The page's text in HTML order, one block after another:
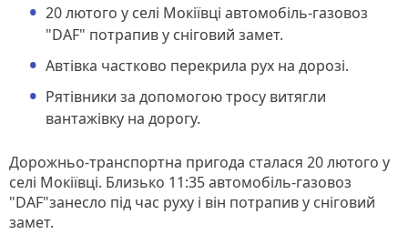
20 лютого у селі Мокіївці автомобіль-газовоз
"DAF" потрапив у сніговий замет.
Автівка частково перекрила рух на дорозі.
Рятівники за допомогою тросу витягли
вантажівку на дорогу.
Дорожньо-транспортна пригода сталася 20 лютого у
селі Мокіївці. Близько 11:35 автомобіль-газовоз
"DAF"занесло під час руху і він потрапив у сніговий
замет.